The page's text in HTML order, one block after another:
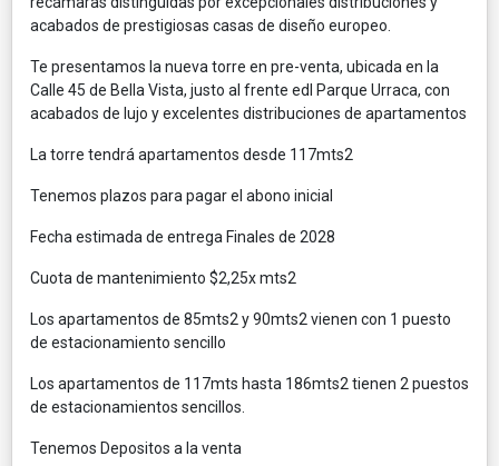
acabados de prestigiosas casas de diseño europeo.
Te presentamos la nueva torre en pre-venta, ubicada en la
Calle 45 de Bella Vista, justo al frente edl Parque Urraca, con
acabados de lujo y excelentes distribuciones de apartamentos
La torre tendrá apartamentos desde 117mts2
Tenemos plazos para pagar el abono inicial
Fecha estimada de entrega Finales de 2028
Cuota de mantenimiento $2,25x mts2
Los apartamentos de 85mts2 y 90mts2 vienen con 1 puesto
de estacionamiento sencillo
Los apartamentos de 117mts hasta 186mts2 tienen 2 puestos
de estacionamientos sencillos.
Tenemos Depositos a la venta